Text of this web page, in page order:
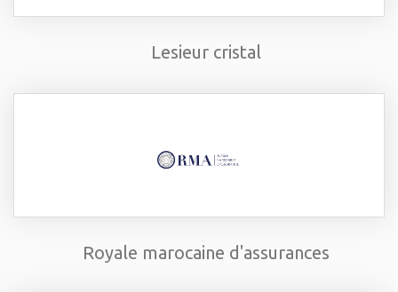
Lesieur cristal
Royale marocaine d'assurances